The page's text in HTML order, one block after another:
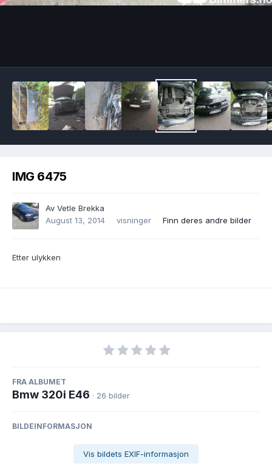
IMG 6475
Av Vetle Brekka
August 13, 2014
visninger Finn deres andre bilder
Etter ulykken
FRA ALBUMET
Bmw 320i E46 · 26 bilder
BILDEINFORMASJON
Vis bildets EXIF-informasjon